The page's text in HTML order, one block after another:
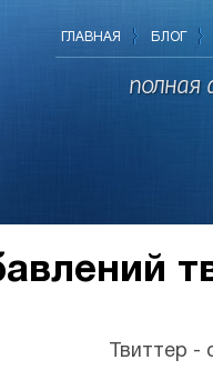
ГЛАВНАЯ БЛОГ
полная
Твиттер -